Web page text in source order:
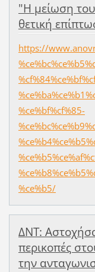
"Η μείωση
θετική
https://
%ce%bf%cf%85-
%ce%b5/
ΔΝΤ:
περικοπές
την